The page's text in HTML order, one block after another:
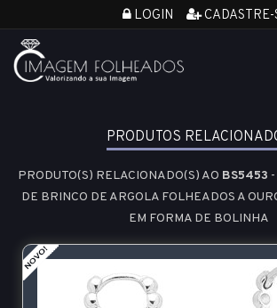
LOGIN CADASTRE-
PRODUTOS
PRODUTO(S) RELACIONADO(S) AO BS5453
DE BRINCO DE ARGOLA FOLHEADOS A
EM FORMA DE BOLINHA